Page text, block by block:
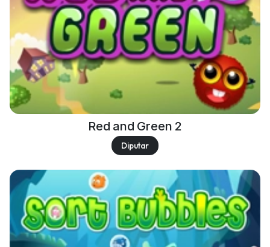
Red and Green 2
Diputar